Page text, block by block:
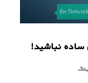
the
ساده نباشید!
,بلاگ